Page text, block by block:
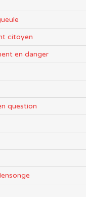
citoyen
en danger
question